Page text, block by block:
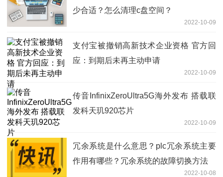
少合适？怎么清理c盘空间？
2022-10-09
支付宝被撤销高新技术企业资格 官方回
应：到期后未再主动申请
2022-10-09
传音InfinixZeroUltra5G海外发布 搭载联
发科天玑920芯片
2022-10-09
冗余系统是什么意思？plc冗余系统主要
作用有哪些？冗余系统的故障切换方法
2022-10-08